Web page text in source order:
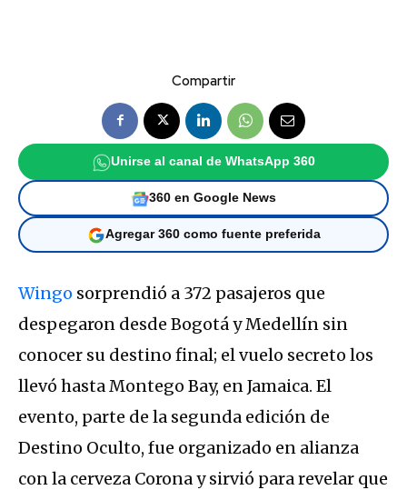
Compartir
Unirse al canal de WhatsApp 360
360 en Google News
Agregar 360 como fuente preferida
Wingo sorprendió a 372 pasajeros que
despegaron desde Bogotá y Medellín sin
conocer su destino final; el vuelo secreto los
llevó hasta Montego Bay, en Jamaica. El
evento, parte de la segunda edición de
Destino Oculto, fue organizado en alianza
con la cerveza Corona y sirvió para revelar que